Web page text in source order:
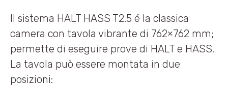
Il sistema HALT HASS T2.5 é la classica
camera con tavola vibrante di 762×762 mm;
permette di eseguire prove di HALT e HASS.
La tavola può essere montata in due
posizioni: